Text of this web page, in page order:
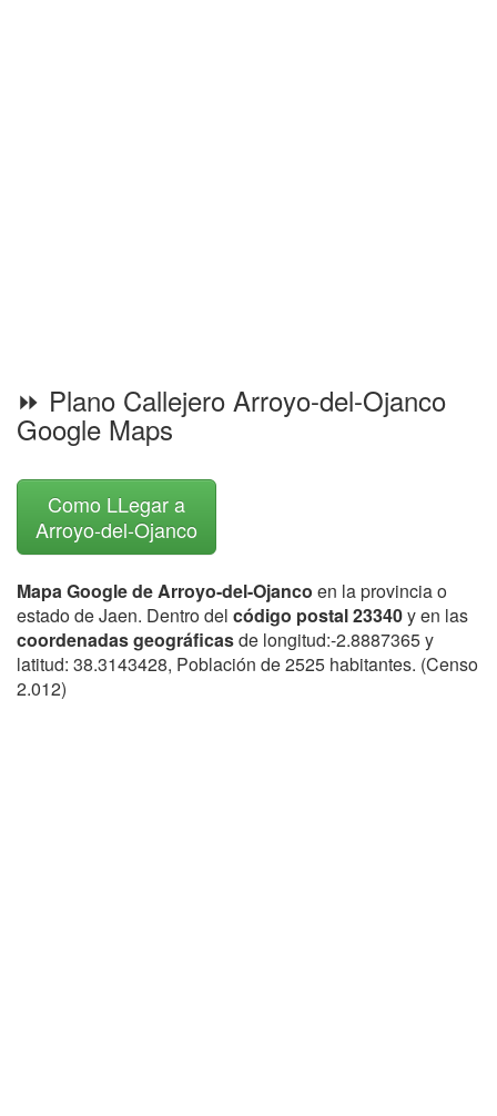
⏩ Plano Callejero Arroyo-del-Ojanco
Google Maps
Como LLegar a
Arroyo-del-Ojanco
Mapa Google de Arroyo-del-Ojanco en la provincia o
estado de Jaen. Dentro del código postal 23340y en las
coordenadas geográficasde longitud:-2.8887365 y
latitud: 38.3143428, Población de 2525 habitantes. (Censo
2.012)